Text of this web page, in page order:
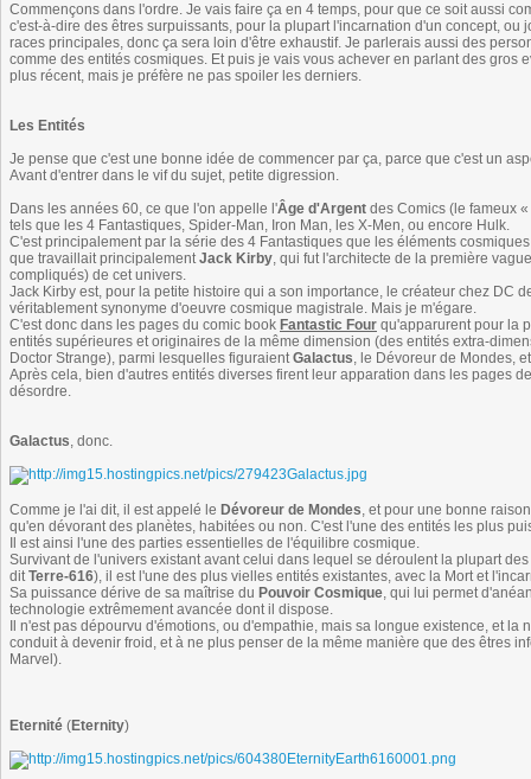
Commençons dans l'ordre. Je vais faire ça en 4 temps, pour que ce soit aussi
c'est-à-dire des êtres surpuissants, pour la plupart l'incarnation d'un concept,
races principales, donc ça sera loin d'être exhaustif. Je parlerais aussi des
comme des entités cosmiques. Et puis je vais vous achever en parlant des gros
plus récent, mais je préfère ne pas spoiler les derniers.
Les Entités
Je pense que c'est une bonne idée de commencer par ça, parce que c'est un
Avant d'entrer dans le vif du sujet, petite digression.
Dans les années 60, ce que l'on appelle l'Âge d'Argent des Comics (le fameux «
tels que les 4 Fantastiques, Spider-Man, Iron Man, les X-Men, ou encore Hulk.
C'est principalement par la série des 4 Fantastiques que les éléments
que travaillait principalementJack Kirby, qui fut l'architecte de la première
compliqués) de cet univers.
Jack Kirby est, pour la petite histoire qui a son importance, le créateur chez DC
véritablement synonyme d'oeuvre cosmique magistrale. Mais je m'égare.
C'est donc dans les pages du comic book Fantastic Four qu'apparurent pour la
entités supérieures et originaires de la même dimension (des entités extra-
Doctor Strange), parmi lesquelles figuraientGalactus, le Dévoreur de Mondes,
Après cela, bien d'autres entités diverses firent leur apparation dans les pages
désordre.
Galactus, donc.
Comme je l'ai dit, il est appelé le Dévoreur de Mondes, et pour une bonne
qu'en dévorant des planètes, habitées ou non. C'est l'une des entités les plus
Il est ainsi l'une des parties essentielles de l'équilibre cosmique.
Survivant de l'univers existant avant celui dans lequel se déroulent la plupart
ditTerre-616), il est l'une des plus vielles entités existantes, avec la Mort et
Sa puissance dérive de sa maîtrise du Pouvoir Cosmique, qui lui permet
technologie extrêmement avancée dont il dispose.
Il n'est pas dépourvu d'émotions, ou d'empathie, mais sa longue existence, et
conduit à devenir froid, et à ne plus penser de la même manière que des êtres
Marvel).
Eternité (Eternity)